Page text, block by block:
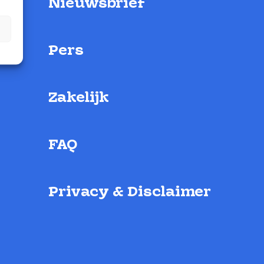
Nieuwsbrief
Pers
Zakelijk
FAQ
Privacy & Disclaimer